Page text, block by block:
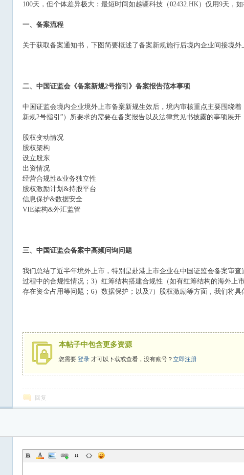
100天，但个体差异极大：最短时间如越疆科技（02432.HK）仅用9天，
一、备案流程
关于获取备案通知书，下图简要概述了备案新规施行后境内企业间接境外
二、中国证监会《备案新规2号指引》备案报告范本事项
中国证监会境内企业境外上市备案新规生效后，境内审核重点主要围绕
新规2号指引”）所要求的需要在备案报告以及法律意见书披露的事项展开
股权变动情况
股权架构
设立股东
出资情况
经营合规性&业务独立性
股权激励计划&持股平台
信息保护&数据安全
VIE架构&外汇监管
三、中国证监会备案中高频问询问题
我们总结了近半年境外上市，特别是赴港上市企业在中国证监会备案审
过程中的合规性情况；3）红筹结构搭建合规性（如有红筹结构的海外
存在资金占用等问题；6）数据保护；以及7）股权激励等方面，我们将具
本帖子中包含更多资源
您需要 登录 才可以下载或查看，没有账号？ 立即注册
回复